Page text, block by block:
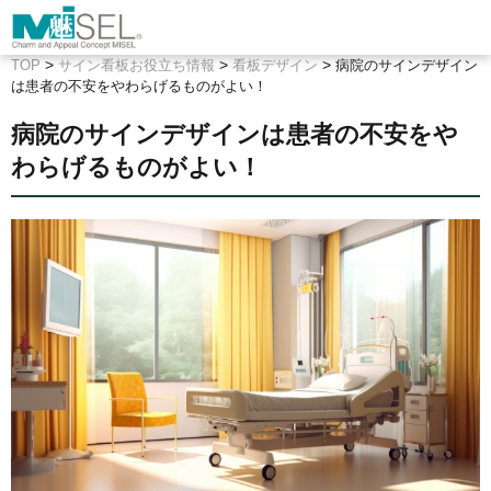
TOP>サイン看板お役立ち情報>看板デザイン>病院のサインデザイン
は患者の不安をやわらげるものがよい！
病院のサインデザインは患者の不安をや
わらげるものがよい！